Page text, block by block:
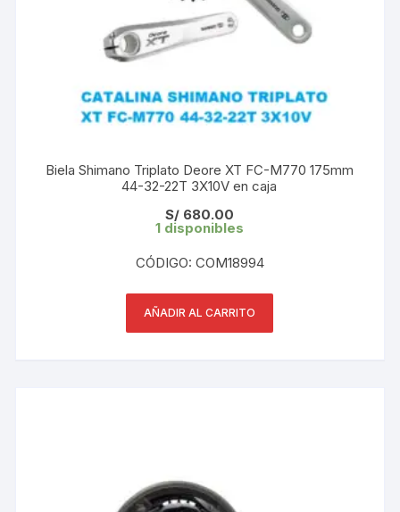
Biela Shimano Triplato Deore XT FC-M770 175mm
44-32-22T 3X10V en caja
S/ 680.00
1 disponibles
CÓDIGO: COM18994
AÑADIR AL CARRITO